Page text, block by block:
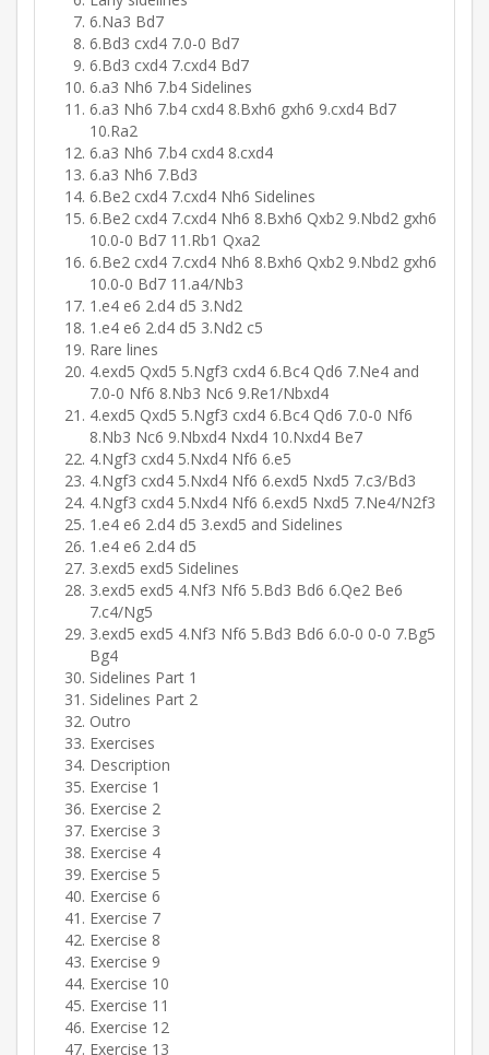
6.Na3 Bd7
6.Bd3 cxd4 7.0-0 Bd7
6.Bd3 cxd4 7.cxd4 Bd7
6.a3 Nh6 7.b4 Sidelines
6.a3 Nh6 7.b4 cxd4 8.Bxh6 gxh6 9.cxd4 Bd7
10.Ra2
6.a3 Nh6 7.b4 cxd4 8.cxd4
6.a3 Nh6 7.Bd3
6.Be2 cxd4 7.cxd4 Nh6 Sidelines
6.Be2 cxd4 7.cxd4 Nh6 8.Bxh6 Qxb2 9.Nbd2 gxh6
10.0-0 Bd7 11.Rb1 Qxa2
6.Be2 cxd4 7.cxd4 Nh6 8.Bxh6 Qxb2 9.Nbd2 gxh6
10.0-0 Bd7 11.a4/Nb3
1.e4 e6 2.d4 d5 3.Nd2
1.e4 e6 2.d4 d5 3.Nd2 c5
Rare lines
4.exd5 Qxd5 5.Ngf3 cxd4 6.Bc4 Qd6 7.Ne4 and
7.0-0 Nf6 8.Nb3 Nc6 9.Re1/Nbxd4
4.exd5 Qxd5 5.Ngf3 cxd4 6.Bc4 Qd6 7.0-0 Nf6
8.Nb3 Nc6 9.Nbxd4 Nxd4 10.Nxd4 Be7
4.Ngf3 cxd4 5.Nxd4 Nf6 6.e5
4.Ngf3 cxd4 5.Nxd4 Nf6 6.exd5 Nxd5 7.c3/Bd3
4.Ngf3 cxd4 5.Nxd4 Nf6 6.exd5 Nxd5 7.Ne4/N2f3
1.e4 e6 2.d4 d5 3.exd5 and Sidelines
1.e4 e6 2.d4 d5
3.exd5 exd5 Sidelines
3.exd5 exd5 4.Nf3 Nf6 5.Bd3 Bd6 6.Qe2 Be6
7.c4/Ng5
3.exd5 exd5 4.Nf3 Nf6 5.Bd3 Bd6 6.0-0 0-0 7.Bg5
Bg4
Sidelines Part 1
Sidelines Part 2
Outro
Exercises
Description
Exercise 1
Exercise 2
Exercise 3
Exercise 4
Exercise 5
Exercise 6
Exercise 7
Exercise 8
Exercise 9
Exercise 10
Exercise 11
Exercise 12
Exercise 13